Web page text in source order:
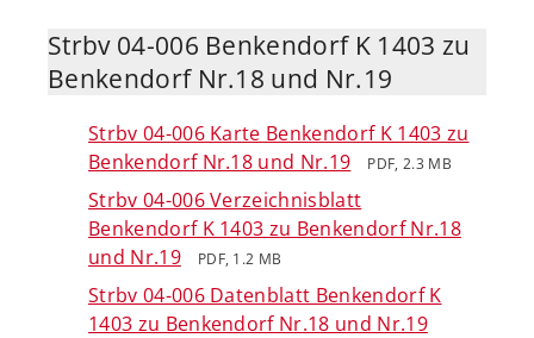
Strbv 04-006 Benkendorf K 1403 zu
Benkendorf Nr.18 und Nr.19
Strbv 04-006 Karte Benkendorf K 1403 zu
Benkendorf Nr.18 und Nr.19
PDF, 2.3 MB
Strbv 04-006 Verzeichnisblatt
Benkendorf K 1403 zu Benkendorf Nr.18
und Nr.19
PDF, 1.2 MB
Strbv 04-006 Datenblatt Benkendorf K
1403 zu Benkendorf Nr.18 und Nr.19